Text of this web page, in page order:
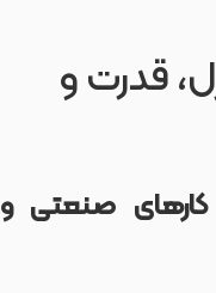
قدرت و
کارهای صنعتی و